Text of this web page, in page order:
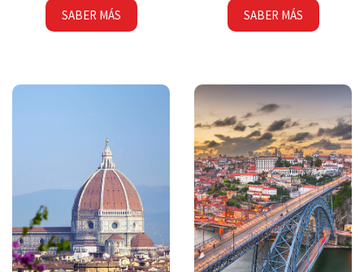
SABER MÁS SABER MÁS